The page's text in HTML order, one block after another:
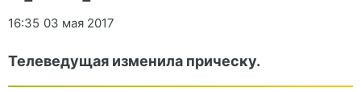
16:35 03 мая 2017
Телеведущая изменила прическу.